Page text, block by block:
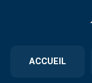
ACCUEIL